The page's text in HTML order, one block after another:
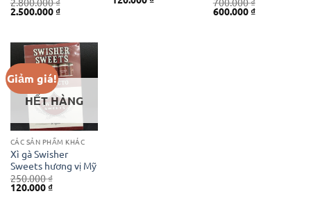
Giá
gốc
2.500.000₫Giá
2.500.000 ₫.
gốc Giá
gốc
600.000₫Giá
Giảm giá!
HẾT HÀNG
CÁC SẢN PHẨM KHÁC
Xì gà Swisher
Sweets hương vị Mỹ
250.000₫
Giá
gốc
120.000₫Giá